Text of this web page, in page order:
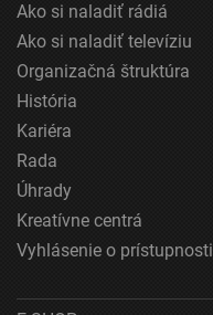
Ako si naladiť rádiá
Ako si naladiť televíziu
Organizačná štruktúra
História
Kariéra
Rada
Úhrady
Kreatívne centrá
Vyhlásenie o prístupnosti